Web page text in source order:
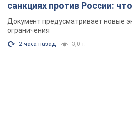
санкциях против России:
Документ предусматривает новые
ограничения
2 часа назад 3,0 т.